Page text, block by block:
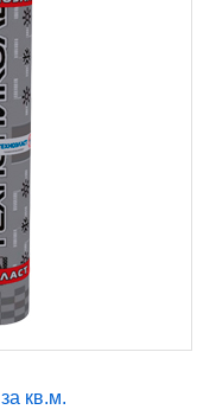
за кв.м.